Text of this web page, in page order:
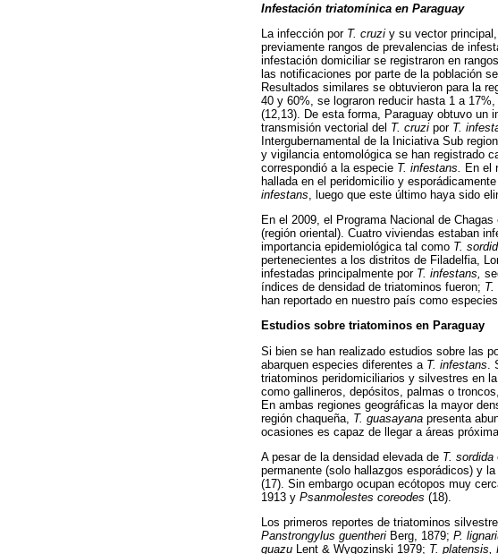
Infestación triatomínica en Paraguay
La infección por T. cruzi y su vector principal,
previamente rangos de prevalencias de
infestación domiciliar se registraron en
las notificaciones por parte de la población
Resultados similares se obtuvieron para la
40 y 60%, se lograron reducir hasta 1 a
(12,13). De esta forma, Paraguay obtuvo un
transmisión vectorial del T. cruzi por T.
Intergubernamental de la Iniciativa Sub
y vigilancia entomológica se han registrado
correspondió a la especie T. infestans. En el
hallada en el peridomicilio y
infestans , luego que este último haya sido
En el 2009, el Programa Nacional de
(región oriental). Cuatro viviendas estaban
importancia epidemiológica tal como T.
pertenecientes a los distritos de Filadelfia,
infestadas principalmente por T. infestans,
índices de densidad de triatominos fueron; T.
han reportado en nuestro país como
Estudios sobre triatominos en Paraguay
Si bien se han realizado estudios sobre las
abarquen especies diferentes a T. infestans
triatominos peridomiciliarios y silvestres en
como gallineros, depósitos, palmas o
En ambas regiones geográficas la mayor
región chaqueña, T. guasayana presenta
ocasiones es capaz de llegar a áreas
A pesar de la densidad elevada de T. sordida
permanente (solo hallazgos esporádicos) y
(17). Sin embargo ocupan ecótopos muy
1913 y Psanmolestes coreodes (18).
Los primeros reportes de triatominos
Panstrongylus guentheri Berg, 1879; P.
guazu
Lent & Wygozinski 1979; T. platensis,